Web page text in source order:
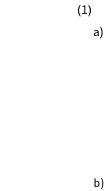
(1)
a)
b)